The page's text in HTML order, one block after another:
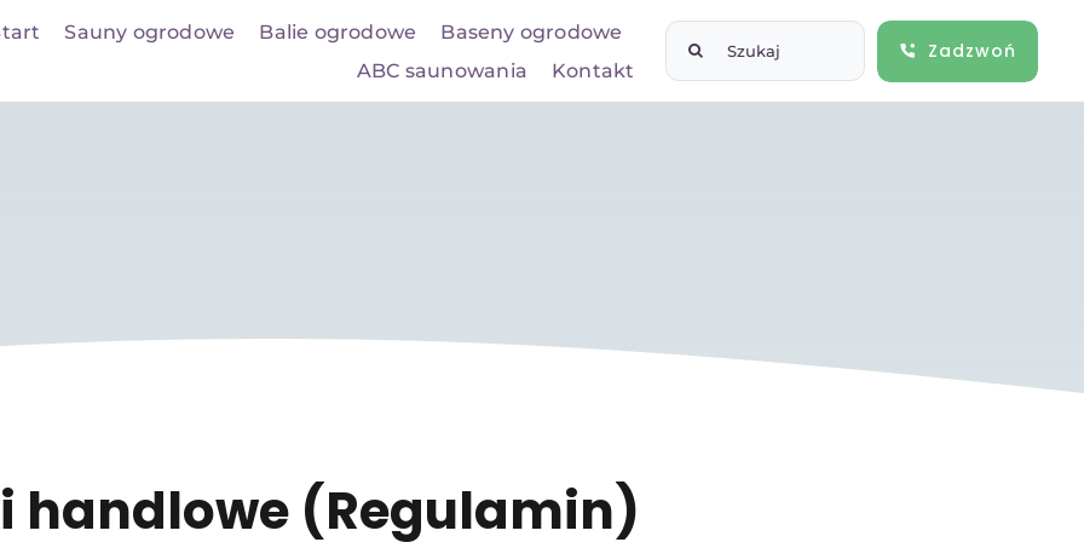
Sauny ogrodowe Balie ogrodowe
Baseny ogrodowe
ABC saunowania
Kontakt
Szukaj
Zadzwoń
handlowe (Regulamin)